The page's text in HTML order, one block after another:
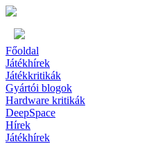
Főoldal
Játékhírek
Játékkritikák
Gyártói blogok
Hardware kritikák
DeepSpace
Hírek
Játékhírek